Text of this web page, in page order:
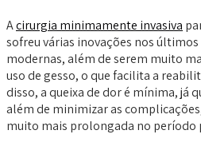
Acirurgia minimamente invasiva
sofreu várias inovações nos últimos
modernas, além de serem muito
uso de gesso, o que facilita a
disso, a queixa de dor é mínima, já
além de minimizar as
muito mais prolongada no período